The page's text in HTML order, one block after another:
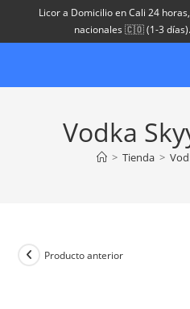
Licor a Domicilio en Cali 24
nacionales 🇨🇴 (1-3
Vodka
> Tienda >
Producto anterior